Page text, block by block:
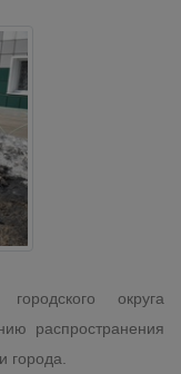
округа
распространения
города.